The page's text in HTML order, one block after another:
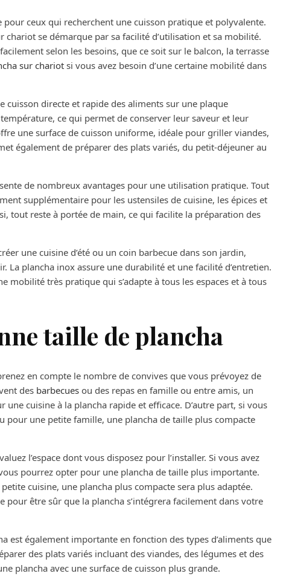
ceux qui recherchent une cuisson pratique et polyvalente.
chariot se démarque par sa facilité d’utilisation et sa mobilité.
selon les besoins, que ce soit sur le balcon, la terrasse
sur chariot si vous avez besoin d’une certaine mobilité dans
cuisson directe et rapide des aliments sur une plaque
ce qui permet de conserver leur saveur et leur
une surface de cuisson uniforme, idéale pour griller viandes,
également de préparer des plats variés, du petit-déjeuner au
de nombreux avantages pour une utilisation pratique. Tout
supplémentaire pour les ustensiles de cuisine, les épices et
tout reste à portée de main, ce qui facilite la préparation des
une cuisine d’été ou un coin barbecue dans son jardin,
La plancha inox assure une durabilité et une facilité d’entretien.
mobilité très pratique qui s’adapte à tous les espaces et à tous
taille de plancha
en compte le nombre de convives que vous prévoyez de
des barbecues ou des repas en famille ou entre amis, un
cuisine à la plancha rapide et efficace. D’autre part, si vous
pour une petite famille, une plancha de taille plus compacte
l’espace dont vous disposez pour l’installer. Si vous avez
pourrez opter pour une plancha de taille plus importante.
cuisine, une plancha plus compacte sera plus adaptée.
pour être sûr que la plancha s’intégrera facilement dans votre
est également importante en fonction des types d’aliments que
des plats variés incluant des viandes, des légumes et des
plancha avec une surface de cuisson plus grande.